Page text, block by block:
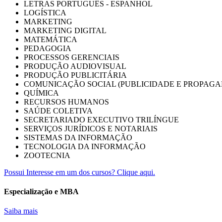
LETRAS PORTUGUÊS - ESPANHOL
LOGÍSTICA
MARKETING
MARKETING DIGITAL
MATEMÁTICA
PEDAGOGIA
PROCESSOS GERENCIAIS
PRODUÇÃO AUDIOVISUAL
PRODUÇÃO PUBLICITÁRIA
COMUNICAÇÃO SOCIAL (PUBLICIDADE E
QUÍMICA
RECURSOS HUMANOS
SAÚDE COLETIVA
SECRETARIADO EXECUTIVO TRILÍNGUE
SERVIÇOS JURÍDICOS E NOTARIAIS
SISTEMAS DA INFORMAÇÃO
TECNOLOGIA DA INFORMAÇÃO
ZOOTECNIA
Possui Interesse em um dos cursos? Clique aqui.
Especialização e MBA
Saiba mais